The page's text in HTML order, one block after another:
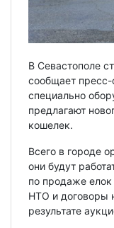
В Севастополе
сообщает
специально
предлагают
кошелек.
Всего в городе
они будут
по продаже
НТО и договоры
результате